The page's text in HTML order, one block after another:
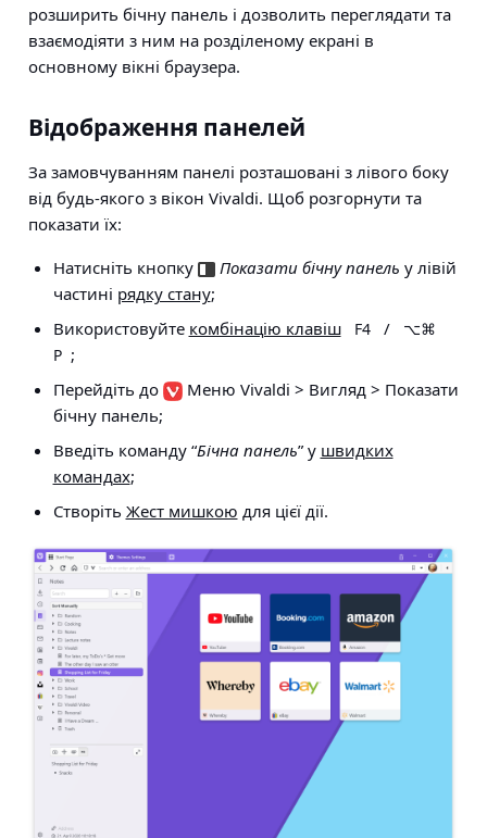
розширить бічну панель і дозволить переглядати та
взаємодіяти з ним на розділеному екрані в
основному вікні браузера.
Відображення панелей
За замовчуванням панелі розташовані з лівого боку
від будь-якого з вікон Vivaldi. Щоб розгорнути та
показати їх:
Натисніть кнопку
Показати бічну панель у лівій
частині рядку стану;
Використовуйте комбінацію клавіш F4 /
⌥⌘
P ;
Перейдіть до
Меню Vivaldi > Вигляд > Показати
бічну панель;
Введіть команду “Бічна панель” у швидких
командах;
Створіть Жест мишкою для цієї дії.